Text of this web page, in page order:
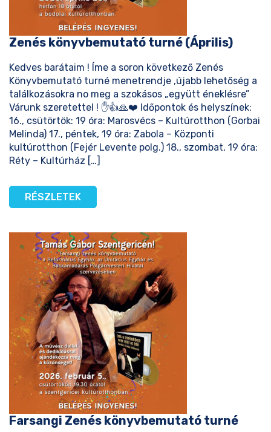
Zenés könyvbemutató turné (Április)
Kedves barátaim ! Íme a soron következő Zenés
Könyvbemutató turné menetrendje ,újabb lehetőség a
találkozásokra no meg a szokásos „együtt éneklésre”
Várunk szeretettel ! ✋👍🙏❤️ Időpontok és helyszínek:
16., csütörtök: 19 óra: Marosvécs – Kultúrotthon (Gorbai
Melinda) 17., péntek, 19 óra: Zabola – Központi
kultúrotthon (Fejér Levente polg.) 18., szombat, 19 óra:
Réty – Kultúrház […]
RÉSZLETEK
Farsangi Zenés könyvbemutató turné